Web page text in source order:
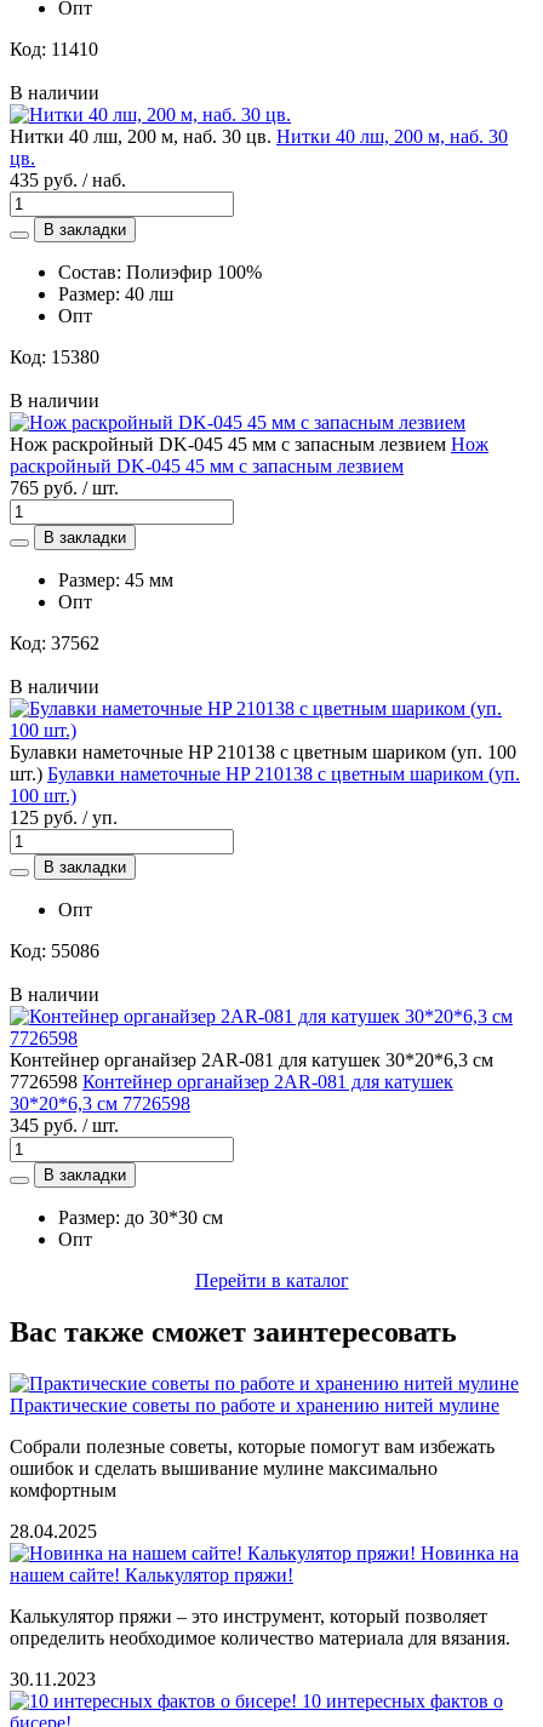
Опт
Код: 11410
В наличии
Нитки 40 лш, 200 м, наб. 30 цв. Нитки 40 лш, 200 м, наб. 30
цв.
435 руб. / наб.
В закладки
Состав: Полиэфир 100%
Размер: 40 лш
Опт
Код: 15380
В наличии
Нож раскройный DK-045 45 мм с запасным лезвием Нож
раскройный DK-045 45 мм с запасным лезвием
765 руб. / шт.
В закладки
Размер: 45 мм
Опт
Код: 37562
В наличии
Булавки наметочные HP 210138 с цветным шариком (уп. 100
шт.) Булавки наметочные HP 210138 с цветным шариком (уп.
100 шт.)
125 руб. / уп.
В закладки
Опт
Код: 55086
В наличии
Контейнер органайзер 2AR-081 для катушек 30*20*6,3 см
7726598 Контейнер органайзер 2AR-081 для катушек
30*20*6,3 см 7726598
345 руб. / шт.
В закладки
Размер: до 30*30 см
Опт
Перейти в каталог
Вас также сможет заинтересовать
Практические советы по работе и хранению нитей мулине
Cобрали полезные советы, которые помогут вам избежать
ошибок и сделать вышивание мулине максимально
комфортным
28.04.2025
Новинка на
нашем сайте! Калькулятор пряжи!
Калькулятор пряжи – это инструмент, который позволяет
определить необходимое количество материала для вязания.
30.11.2023
10 интересных фактов о
бисере!